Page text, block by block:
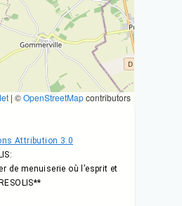
| ©OpenStreetMapcontributors
Attribution 3.0
de menuiserie où l’esprit et